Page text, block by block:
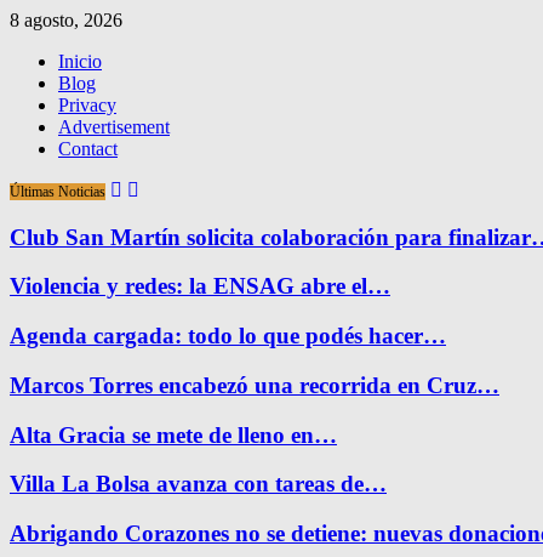
8 agosto, 2026
Inicio
Blog
Privacy
Advertisement
Contact
Últimas Noticias
Club San Martín solicita colaboración para
Violencia y redes: la ENSAG abre el…
Agenda cargada: todo lo que podés hacer…
Marcos Torres encabezó una recorrida en Cruz…
Alta Gracia se mete de lleno en…
Villa La Bolsa avanza con tareas de…
Abrigando Corazones no se detiene: nuevas